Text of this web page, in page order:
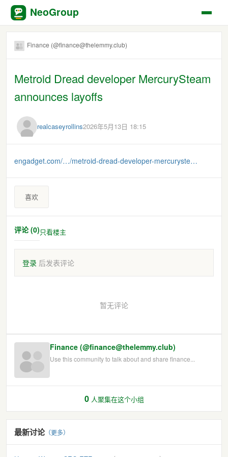
NeoGroup
Finance (@finance@thelemmy.club)
Metroid Dread developer MercurySteam
announces layoffs
realcaseyrollins2026年5月13日 18:15
engadget.com/…/metroid-dread-developer-mercuryste…
喜欢
评论 (0)只看楼主
登录 后发表评论
暂无评论
Finance (@finance@thelemmy.club)
Use this community to talk about and share finance...
0人聚集在这个小组
最新讨论（更多）